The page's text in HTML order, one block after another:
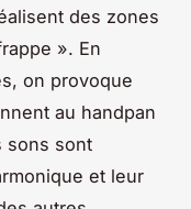
des zones
». En
on provoque
au handpan
sons sont
et leur